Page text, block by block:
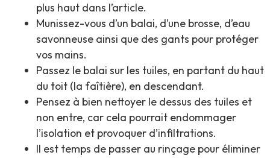
plus haut dans l’article.
Munissez-vous d’un balai, d’une brosse, d’eau
savonneuse ainsi que des gants pour protéger
vos mains.
Passez le balai sur les tuiles, en partant du haut
du toit (la faîtière), en descendant.
Pensez à bien nettoyer le dessus des tuiles et
non entre, car cela pourrait endommager
l’isolation et provoquer d’infiltrations.
Il est temps de passer au rinçage pour éliminer